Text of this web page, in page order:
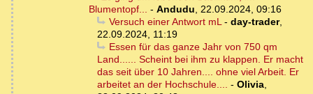
Blumentopf... - Andudu, 22.09.2024, 09:16
Versuch einer Antwort mL- day-trader,
22.09.2024, 11:19
Essen für das ganze Jahr von 750 qm
Land...... Scheint bei ihm zu klappen. Er macht
das seit über 10 Jahren.... ohne viel Arbeit. Er
arbeitet an der Hochschule.... - Olivia,